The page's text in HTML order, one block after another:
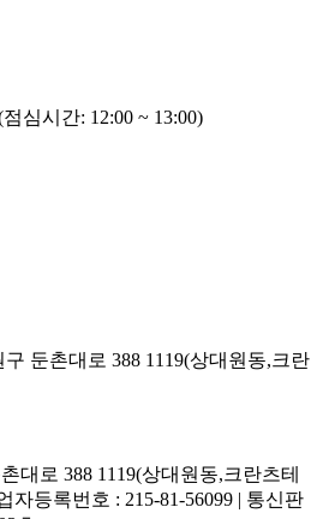
점심시간: 12:00 ~ 13:00)
둔촌대로 388 1119(상대원동,크란
대로 388 1119(상대원동,크란츠테
자등록번호 : 215-81-56099 | 통신판